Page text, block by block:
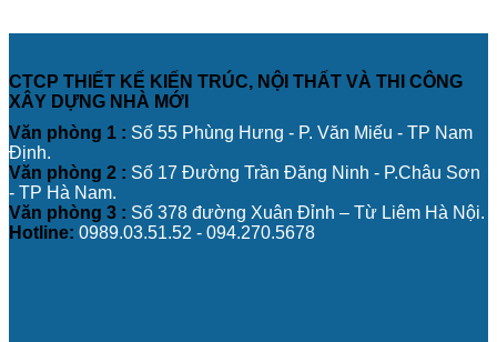
CTCP THIẾT KẾ KIẾN TRÚC, NỘI THẤT VÀ THI CÔNG
XÂY DỰNG NHÀ MỚI
Văn phòng 1 : Số 55 Phùng Hưng - P. Văn Miếu - TP Nam
Định.
Văn phòng 2 : Số 17 Đường Trần Đăng Ninh - P.Châu Sơn
- TP Hà Nam.
Văn phòng 3 : Số 378 đường Xuân Đỉnh – Từ Liêm Hà Nội.
Hotline: 0989.03.51.52 - 094.270.5678